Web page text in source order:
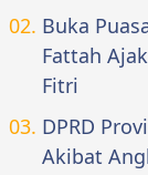
Buka
Fattah
Fitri
DPRD
Akibat